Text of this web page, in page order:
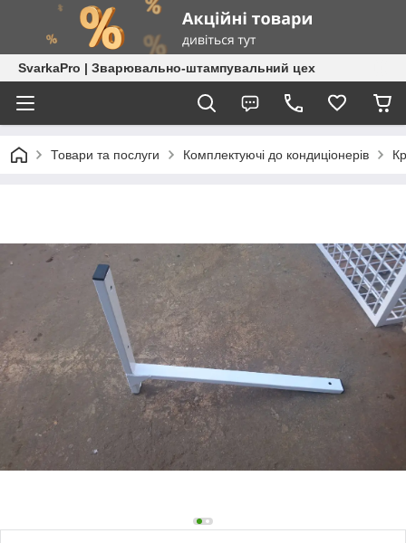
SvarkaPro | Зварювально-штампувальний цех
Товари та послуги Комплектуючі до кондиціонерів